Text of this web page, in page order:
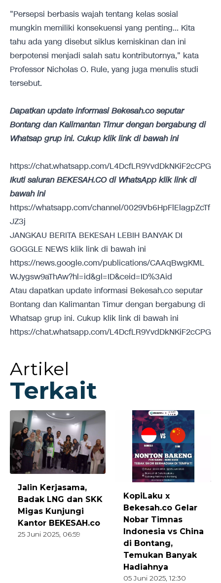
"Persepsi berbasis wajah tentang kelas sosial
mungkin memiliki konsekuensi yang penting... Kita
tahu ada yang disebut siklus kemiskinan dan ini
berpotensi menjadi salah satu kontributornya," kata
Professor Nicholas O. Rule, yang juga menulis studi
tersebut.
Dapatkan update informasi Bekesah.co seputar
Bontang dan Kalimantan Timur dengan bergabung di
Whatsap grup ini. Cukup klik link di bawah ini
https://chat.whatsapp.com/L4DcfLR9YvdDkNKiF2cCPG
Ikuti saluran BEKESAH.CO di WhatsApp klik link di
bawah ini
https://whatsapp.com/channel/0029Vb6HpFlElagpZcTf
JZ3j
JANGKAU BERITA BEKESAH LEBIH BANYAK DI
GOGGLE NEWS klik link di bawah ini
https://news.google.com/publications/CAAqBwgKML
WJygsw9aThAw?hl=id&gl=ID&ceid=ID%3Aid
Atau dapatkan update informasi Bekesah.co seputar
Bontang dan Kalimantan Timur dengan bergabung di
Whatsap grup ini. Cukup klik link di bawah ini
https://chat.whatsapp.com/L4DcfLR9YvdDkNKiF2cCPG
Artikel
Terkait
Jalin Kerjasama,
Badak LNG dan SKK
Migas Kunjungi
Kantor BEKESAH.co
25 Juni 2025, 06:59
KopiLaku x
Bekesah.co Gelar
Nobar Timnas
Indonesia vs China
di Bontang,
Temukan Banyak
Hadiahnya
05 Juni 2025, 12:30